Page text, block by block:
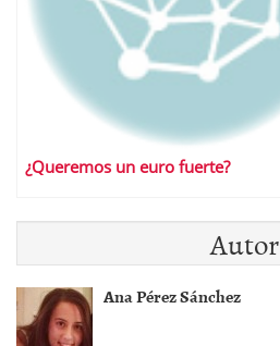
¿Queremos un euro fuerte?
Autor
Ana Pérez Sánchez